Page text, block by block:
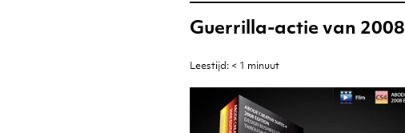
Guerrilla-actie van 2008
Leestijd: < 1 minuut